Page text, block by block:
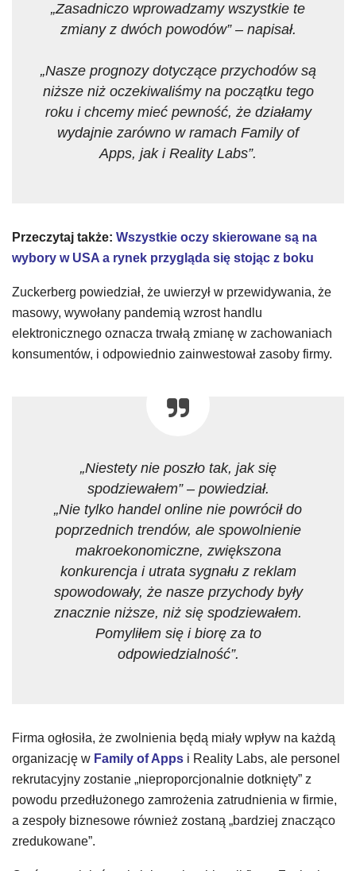
„Zasadniczo wprowadzamy wszystkie te
zmiany z dwóch powodów” – napisał.
„Nasze prognozy dotyczące przychodów są
niższe niż oczekiwaliśmy na początku tego
roku i chcemy mieć pewność, że działamy
wydajnie zarówno w ramach Family of
Apps, jak i Reality Labs”.
Przeczytaj także: Wszystkie oczy skierowane są na
wybory w USA a rynek przygląda się stojąc z boku
Zuckerberg powiedział, że uwierzył w przewidywania, że ​​
masowy, wywołany pandemią wzrost handlu
elektronicznego oznacza trwałą zmianę w zachowaniach
konsumentów, i odpowiednio zainwestował zasoby firmy.
„Niestety nie poszło tak, jak się
spodziewałem” – powiedział.
„Nie tylko handel online nie powrócił do
poprzednich trendów, ale spowolnienie
makroekonomiczne, zwiększona
konkurencja i utrata sygnału z reklam
spowodowały, że nasze przychody były
znacznie niższe, niż się spodziewałem.
Pomyliłem się i biorę za to
odpowiedzialność”.
Firma ogłosiła, że ​​zwolnienia będą miały wpływ na każdą
organizację w Family of Apps i Reality Labs, ale personel
rekrutacyjny zostanie „nieproporcjonalnie dotknięty” z
powodu przedłużonego zamrożenia zatrudnienia w firmie,
a zespoły biznesowe również zostaną „bardziej znacząco
zredukowane”.